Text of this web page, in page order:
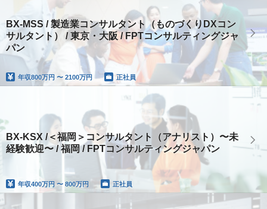
BX-MSS / 製造業コンサルタント（ものづくりDXコン
サルタント） / 東京・大阪 / FPTコンサルティングジャ
パン
年収800万円 〜 2100万円 正社員
BX-KSX /＜福岡＞コンサルタント（アナリスト）〜未
経験歓迎〜 / 福岡 / FPTコンサルティングジャパン
年収400万円 〜 800万円 正社員